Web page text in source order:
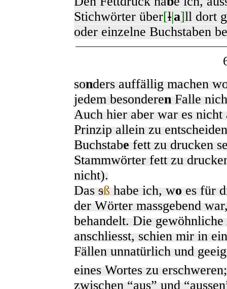
Stichwörter über[l|a]ll dort
oder einzelne Buchstaben
sonders auffällig machen
jedem besonderenFalle
Auch hier aber war es
Prinzip allein zu
Buchstabe fett zu drucken
Stammwörter fett zu
nicht).
Das sß habe ich, wo es für
der Wörter massgebend
behandelt. Die
anschliesst, schien mir in
Fällen unnatürlich und
eines Wortes zu
zwischen “aus” und